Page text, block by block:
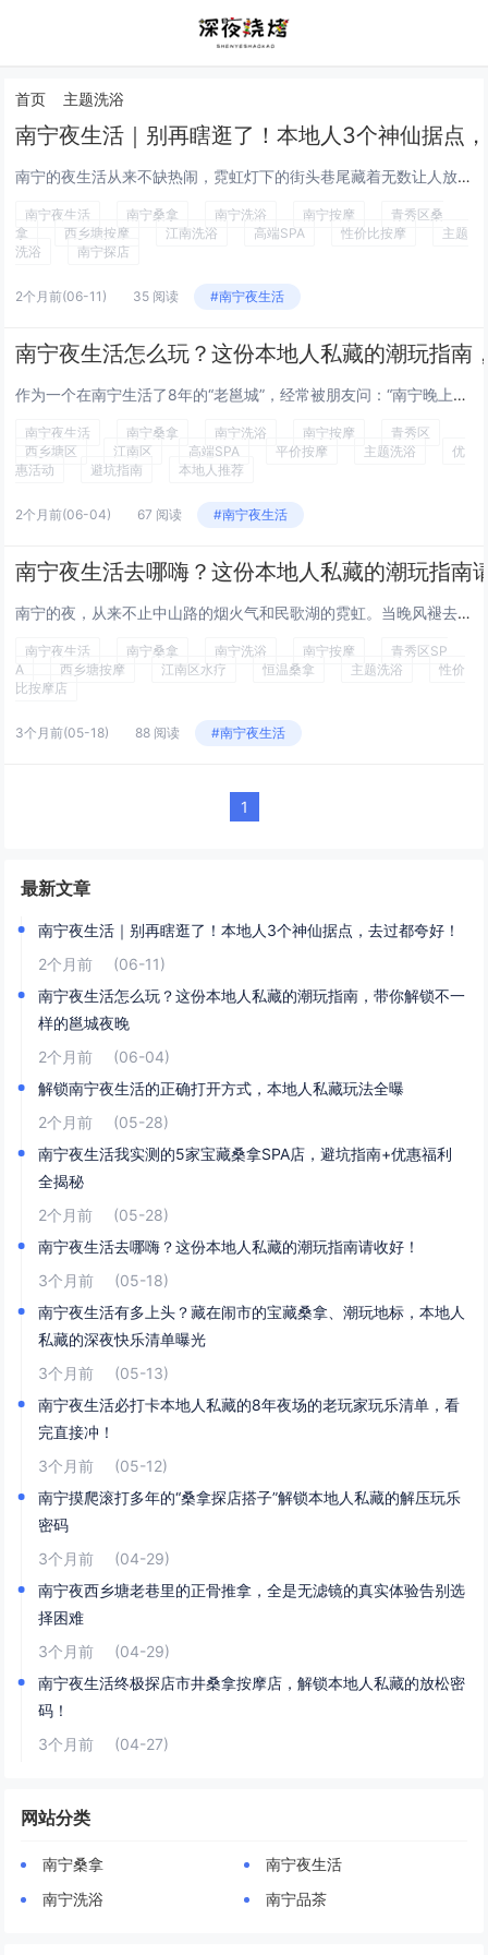
首页 主题洗浴
南宁夜生活｜别再瞎逛了！本地人3个神仙据点
南宁的夜生活从来不缺热闹，霓虹灯下的街头巷尾藏着无数让人放松的角落。但很多朋友总抱怨：“想找个靠谱的桑拿按摩店怎么这么难？要么太贵，要么环境差，手法还不专业……”作为常年泡在南宁各大洗浴场所的“老司机”，今天就把压箱底的3个私藏据点分享给大...
南宁夜生活 南宁桑拿 南宁洗浴 南宁按摩
青秀区桑
拿
西乡塘按摩 江南洗浴 高端SPA 性价比按摩
主题
洗浴
南宁探店
2个月前(06-11) 35 阅读 #南宁夜生活
南宁夜生活怎么玩？这份本地人私藏的潮玩指南
作为一个在南宁生活了8年的“老邕城”，经常被朋友问：“南宁晚上除了吃粉还有啥好玩的？”“想放松按摩，哪家店性价比最高？”“第一次来南宁，夜生活怎么安排不踩坑？”其实南宁的夜晚远不止老友粉和中山路，从高端私密的养生SPA，到充满烟火气的社区按...
南宁夜生活 南宁桑拿 南宁洗浴 南宁按摩
青秀区
西乡塘区
江南区 高端SPA 平价按摩 主题洗浴
优
惠活动
避坑指南 本地人推荐
2个月前(06-04) 67 阅读 #南宁夜生活
南宁夜生活去哪嗨？这份本地人私藏的潮玩指南
南宁的夜，从来不止中山路的烟火气和民歌湖的霓虹。当晚风褪去白日的燥热，另一种松弛的打开方式正悄悄升温——从高端恒温桑拿的静谧疗愈，到社区按摩店的烟火治愈，再到主题水疗的沉浸式体验，南宁的夜生活藏着太多本地人私藏的「快乐密码」。作为常年泡在各...
南宁夜生活 南宁桑拿 南宁洗浴 南宁按摩
青秀区SP
A
西乡塘按摩 江南区水疗 恒温桑拿 主题洗浴
性价
比按摩店
3个月前(05-18) 88 阅读 #南宁夜生活
1
最新文章
南宁夜生活｜别再瞎逛了！本地人3个神仙据点，去过都夸好！
2个月前
(06-11)
南宁夜生活怎么玩？这份本地人私藏的潮玩指南，带你解锁不一
样的邕城夜晚
2个月前
(06-04)
解锁南宁夜生活的正确打开方式，本地人私藏玩法全曝
2个月前
(05-28)
南宁夜生活我实测的5家宝藏桑拿SPA店，避坑指南+优惠福利
全揭秘
2个月前
(05-28)
南宁夜生活去哪嗨？这份本地人私藏的潮玩指南请收好！
3个月前
(05-18)
南宁夜生活有多上头？藏在闹市的宝藏桑拿、潮玩地标，本地人
私藏的深夜快乐清单曝光
3个月前
(05-13)
南宁夜生活必打卡本地人私藏的8年夜场的老玩家玩乐清单，看
完直接冲！
3个月前
(05-12)
南宁摸爬滚打多年的“桑拿探店搭子”解锁本地人私藏的解压玩乐
密码
3个月前
(04-29)
南宁夜西乡塘老巷里的正骨推拿，全是无滤镜的真实体验告别选
择困难
3个月前
(04-29)
南宁夜生活终极探店市井桑拿按摩店，解锁本地人私藏的放松密
码！
3个月前
(04-27)
网站分类
南宁桑拿
南宁夜生活
南宁洗浴
南宁品茶